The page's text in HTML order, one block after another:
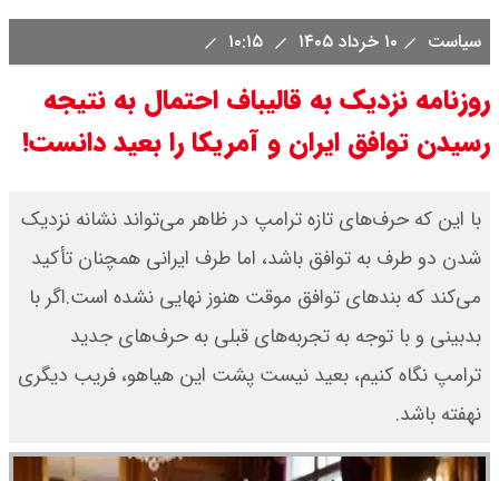
سیاست ۱۰ خرداد ۱۴۰۵
روزنامه نزدیک به قالیباف احتمال به نتیجه
رسیدن توافق ایران و آمریکا را بعید دانست!
با این که حرف‌های تازه ترامپ در ظاهر می‌تواند نشانه نزدیک
شدن دو طرف به توافق باشد، اما طرف ایرانی همچنان تأکید
می‌کند که بندهای توافق موقت هنوز نهایی نشده است.اگر با
بدبینی و با توجه به تجربه‌های قبلی به حرف‌های جدید
ترامپ نگاه کنیم، بعید نیست پشت این هیاهو، فریب دیگری
نهفته باشد.